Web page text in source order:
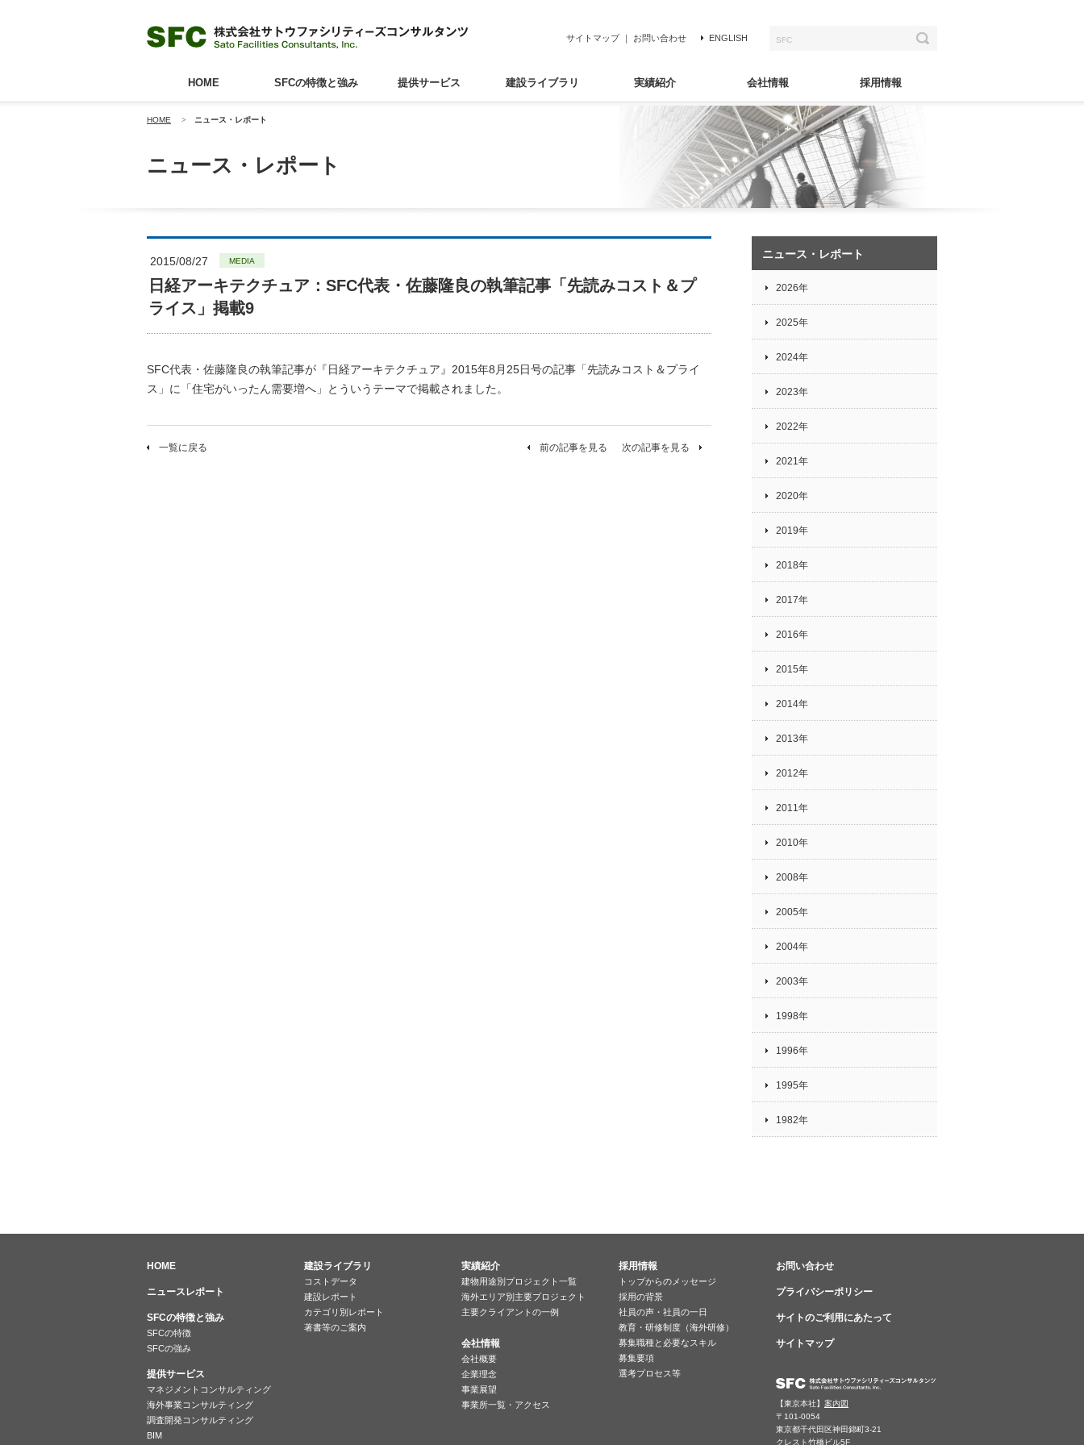
サイトマップ｜ お問い合わせ ENGLISH
HOME SFCの特徴と強み 提供サービス 建設ライブラリ 実績紹介 会社情報 採用情報
HOME > ニュース・レポート
ニュース・レポート
2015/08/27 MEDIA
日経アーキテクチュア：SFC代表・佐藤隆良の執筆記事「先読みコスト＆プ
ライス」掲載9
SFC代表・佐藤隆良の執筆記事が『日経アーキテクチュア』2015年8月25日号の記事「先読みコスト＆プライ
ス」に「住宅がいったん需要増へ」とういうテーマで掲載されました。
一覧に戻る 前の記事を見る 次の記事を見る
ニュース・レポート
2026年
2025年
2024年
2023年
2022年
2021年
2020年
2019年
2018年
2017年
2016年
2015年
2014年
2013年
2012年
2011年
2010年
2008年
2005年
2004年
2003年
1998年
1996年
1995年
1982年
HOME
ニュースレポート
SFCの特徴と強み
SFCの特徴
SFCの強み
提供サービス
マネジメントコンサルティング
海外事業コンサルティング
調査開発コンサルティング
BIM
建設ライブラリ
コストデータ
建設レポート
カテゴリ別レポート
著書等のご案内
実績紹介
建物用途別プロジェクト一覧
海外エリア別主要プロジェクト
主要クライアントの一例
会社情報
会社概要
企業理念
事業展望
事業所一覧・アクセス
採用情報
トップからのメッセージ
採用の背景
社員の声・社員の一日
教育・研修制度（海外研修）
募集職種と必要なスキル
募集要項
選考プロセス等
お問い合わせ
プライバシーポリシー
サイトのご利用にあたって
サイトマップ
【東京本社】 案内図
〒101-0054
東京都千代田区神田錦町3-21
クレスト竹橋ビル5F